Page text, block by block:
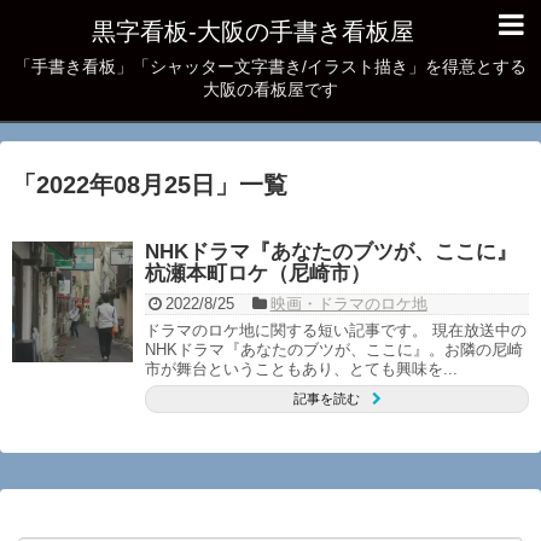
黒字看板‐大阪の手書き看板屋
「手書き看板」「シャッター文字書き/イラスト描き」を得意とする
大阪の看板屋です
「 2022年08月25日 」 一覧
NHKドラマ『あなたのブツが、ここに』
杭瀬本町ロケ（尼崎市）
2022/8/25
映画・ドラマのロケ地
ドラマのロケ地に関する短い記事です。 現在放送中の
NHKドラマ『あなたのブツが、ここに』。お隣の尼崎
市が舞台ということもあり、とても興味を...
記事を読む